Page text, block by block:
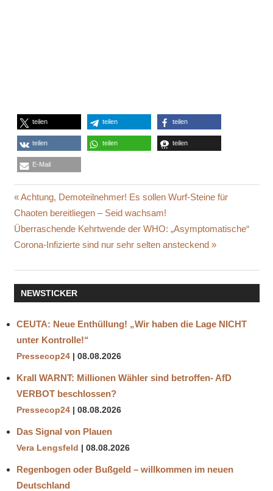
teilen teilen teilen
teilen teilen teilen
E-Mail
FOUNDATION
POSTER
PROTEST
TWEET
VOR
MORD
Beitragsnavigation
Vorheriger
Beitrag:
Achtung, Demoteilnehmer! Es sollen Wurf-Steine für
Chaoten bereitliegen – Seid wachsam!
Nächster
Beitrag:
Überraschende Kehrtwende der WHO: „Asymptomatische“
Corona-Infizierte sind nur sehr selten ansteckend
NEWSTICKER
CEUTA: Neue Enthüllung! „Wir haben die Lage NICHT
unter Kontrolle!“
Pressecop24 08.08.2026
Krall WARNT: Millionen Wähler sind betroffen- AfD
VERBOT beschlossen?
Pressecop24 08.08.2026
Das Signal von Plauen
Vera Lengsfeld 08.08.2026
Regenbogen oder Bußgeld – willkommen im neuen
Deutschland